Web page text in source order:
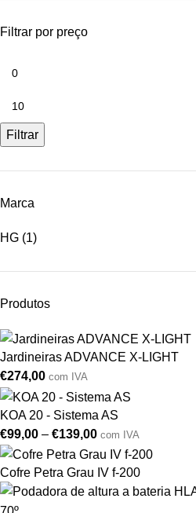
Filtrar por preço
Filtrar
Marca
HG (1)
Produtos
Jardineiras ADVANCE X-LIGHT
€274,00 com IVA
KOA 20 - Sistema AS
€99,00 – €139,00 com IVA
Cofre Petra Grau IV f-200